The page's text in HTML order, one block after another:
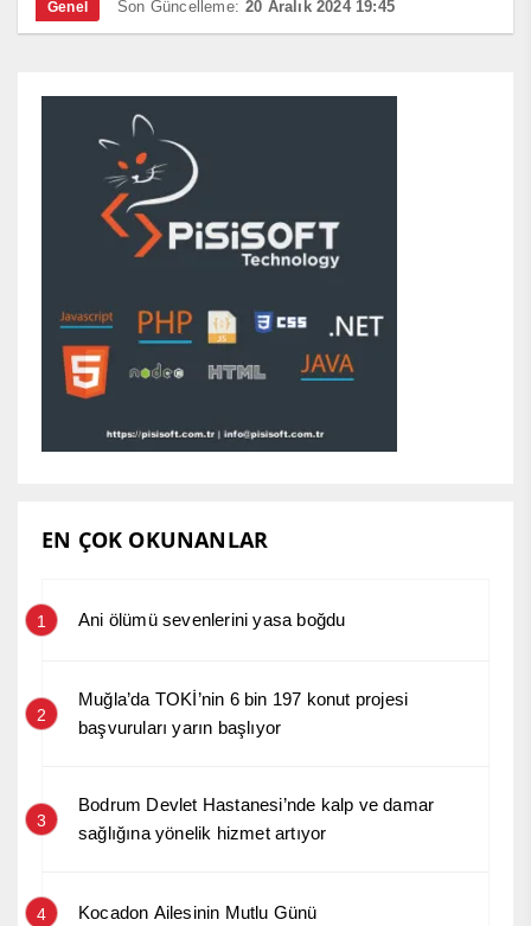
Genel Son Güncelleme: 20 Aralık 2024 19:45
EN ÇOK OKUNANLAR
1 Ani ölümü sevenlerini yasa boğdu
2
Muğla’da TOKİ’nin 6 bin 197 konut projesi
başvuruları yarın başlıyor
3
Bodrum Devlet Hastanesi’nde kalp ve damar
sağlığına yönelik hizmet artıyor
4 Kocadon Ailesinin Mutlu Günü